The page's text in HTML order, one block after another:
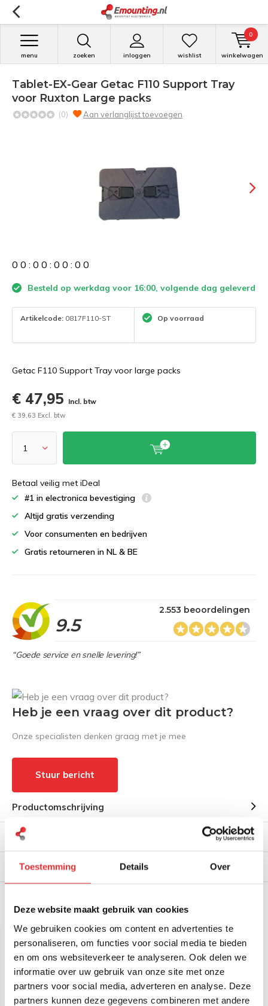
Toestemming Details Over
Deze website maakt gebruik van cookies
We gebruiken cookies om content en advertenties te
personaliseren, om functies voor social media te bieden
en om ons websiteverkeer te analyseren. Ook delen we
informatie over uw gebruik van onze site met onze
partners voor social media, adverteren en analyse. Deze
partners kunnen deze gegevens combineren met andere
zoeken inloggen
menu wishlist winkelwagen
0
Tablet-EX-Gear Getac F110 Support Tray
voor Ruxton Large packs
(0) Aan verlanglijst toevoegen
0 0 : 0 0 : 0 0 : 0 0
Besteld op werkdag voor 16:00, volgende dag geleverd
Artikelcode: 0817F110-ST Op voorraad
Getac F110 Support Tray voor large packs
€ 47,95
Incl. btw
€ 39,63 Excl. btw
Betaal veilig met iDeal
#1 in electronica bevestiging
Altijd gratis verzending
Voor consumenten en bedrijven
Gratis retourneren in NL & BE
9.5
2.553 beoordelingen
“Goede service en snelle levering!”
Heb je een vraag over dit product?
Onze specialisten denken graag met je mee
Stuur bericht
Productomschrijving
Reviews
Verzendinformatie
Gerelateerde producten